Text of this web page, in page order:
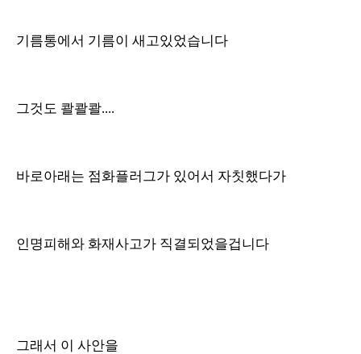
기름통에서 기름이 새고있었습니다
그것도 콸콸콸....
바로아래는 점화플러그가 있어서 자칫했다가
인명피해와 화재사고가 직결되었을겁니다
그래서 이 사안을